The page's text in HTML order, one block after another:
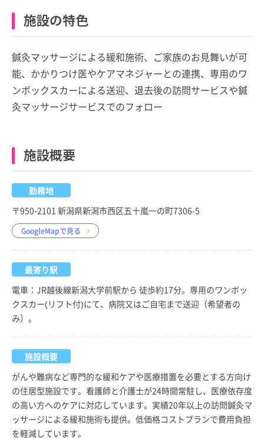
施設の特色
鍼灸マッサージによる緩和施術、ご家族のお見舞いが可
能、かかりつけ医やケアマネジャーとの連携、専用のワ
ンボックスカーによる送迎、退去後の訪問サービスや鍼
灸マッサージサービスでのフォロー
施設概要
勤務地
〒950-2101 新潟県新潟市西区五十嵐一の町7306-5
GoogleMapで見る
最寄り駅
電車：JR越後線新潟大学前駅から 徒歩約17分。専用のワンボッ
クスカー(リフト付)にて、病院又はご自宅まで送迎（希望者の
み）。
施設概要
がんや難病など専門的な緩和ケアや医療措置を必要とする方向け
の住居型施設です。看護師と介護士が24時間常駐し、医療依存度
の高い方へのケアに対応しています。実績20年以上の訪問鍼灸マ
ッサージによる緩和施術も提供。低価格コストプランで費用負担
を軽減しています。